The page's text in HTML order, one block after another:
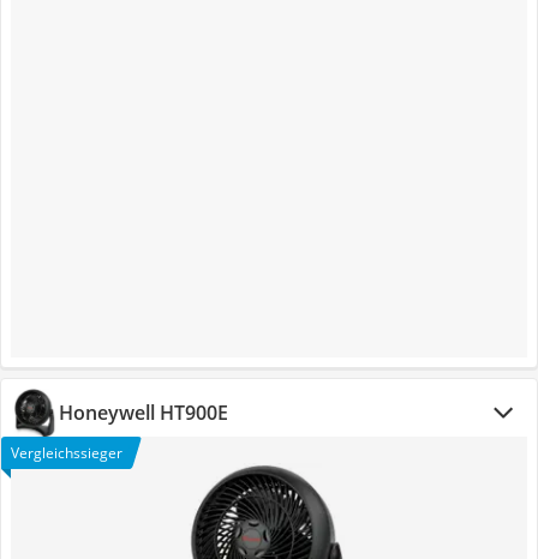
Honeywell HT900E
Vergleichssieger